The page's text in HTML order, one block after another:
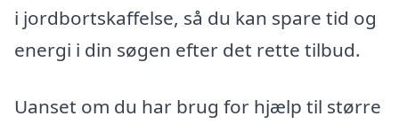
i jordbortskaffelse, så du kan spare tid og
energi i din søgen efter det rette tilbud.
Uanset om du har brug for hjælp til større